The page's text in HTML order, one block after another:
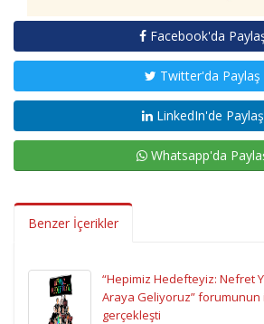
Facebook'da
Twitter'da Paylaş
LinkedIn'de Paylaş
Whatsapp'da
Benzer İçerikler
“Hepimiz Hedefteyiz: Nefret
Araya Geliyoruz” forumunun
gerçekleşti